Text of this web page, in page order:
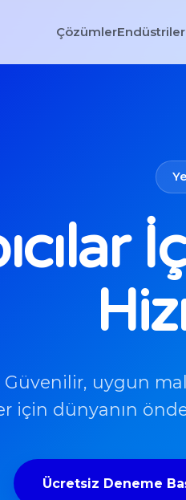
ÇözümlerEndüstriler
Güvenilir, uygun
için dünyanın
Ücretsiz Deneme